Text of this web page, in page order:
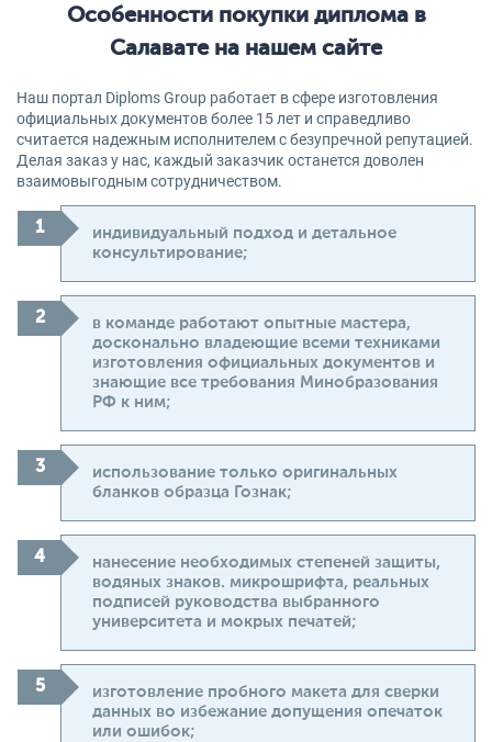
Особенности покупки диплома в
Салавате на нашем сайте
Наш портал Diploms Group работает в сфере изготовления
официальных документов более 15 лет и справедливо
считается надежным исполнителем с безупречной репутацией.
Делая заказ у нас, каждый заказчик останется доволен
взаимовыгодным сотрудничеством.
индивидуальный подход и детальное
консультирование;
в команде работают опытные мастера,
досконально владеющие всеми техниками
изготовления официальных документов и
знающие все требования Минобразования
РФ к ним;
использование только оригинальных
бланков образца Гознак;
нанесение необходимых степеней защиты,
водяных знаков. микрошрифта, реальных
подписей руководства выбранного
университета и мокрых печатей;
изготовление пробного макета для сверки
данных во избежание допущения опечаток
или ошибок;